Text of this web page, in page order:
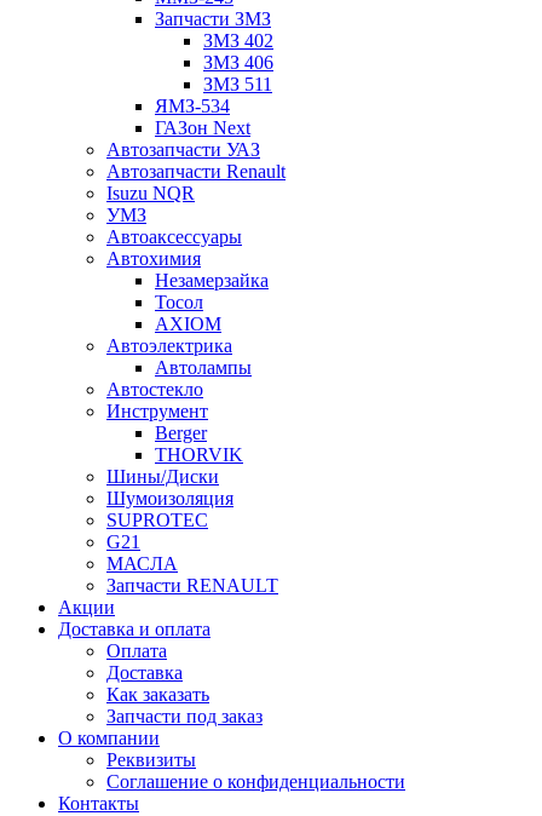
Запчасти ЗМЗ
ЗМЗ 402
ЗМЗ 406
ЗМЗ 511
ЯМЗ-534
ГАЗон Next
Автозапчасти УАЗ
Автозапчасти Renault
Isuzu NQR
УМЗ
Автоаксессуары
Автохимия
Незамерзайка
Тосол
AXIOM
Автоэлектрика
Автолампы
Автостекло
Инструмент
Berger
THORVIK
Шины/Диски
Шумоизоляция
SUPROTEC
G21
МАСЛА
Запчасти RENAULT
Акции
Доставка и оплата
Оплата
Доставка
Как заказать
Запчасти под заказ
О компании
Реквизиты
Соглашение о конфиденциальности
Контакты